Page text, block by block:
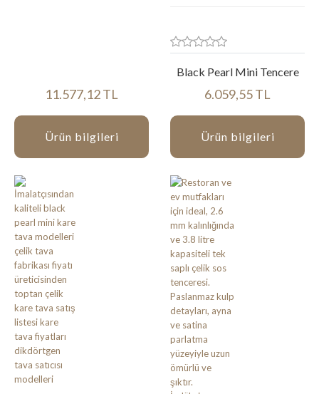
11.577,12 TL
Ürün bilgileri
Black Pearl Mini Tencere
6.059,55 TL
Ürün bilgileri